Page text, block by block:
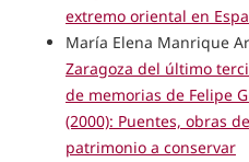
extremo oriental en
María Elena Manrique
Zaragoza del último
de memorias de Felipe
(2000): Puentes, obras
patrimonio a conservar